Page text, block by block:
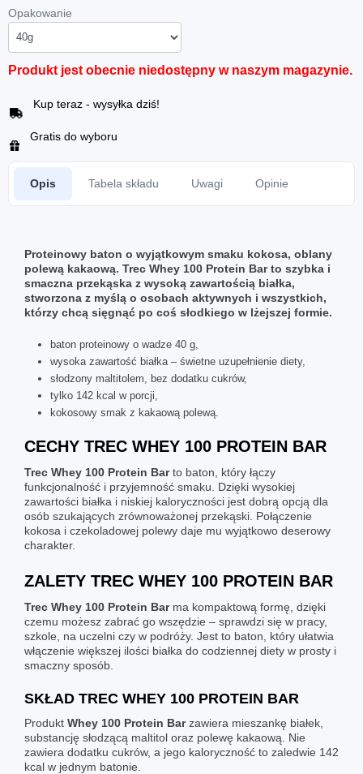
Opakowanie
Produkt jest obecnie niedostępny w naszym magazynie.
Kup teraz - wysyłka dziś!
Gratis do wyboru
Opis Tabela składu Uwagi Opinie
Proteinowy baton o wyjątkowym smaku kokosa, oblany
polewą kakaową. Trec Whey 100 Protein Bar to szybka i
smaczna przekąska z wysoką zawartością białka,
stworzona z myślą o osobach aktywnych i wszystkich,
którzy chcą sięgnąć po coś słodkiego w lżejszej formie.
baton proteinowy o wadze 40 g,
wysoka zawartość białka – świetne uzupełnienie diety,
słodzony maltitolem, bez dodatku cukrów,
tylko 142 kcal w porcji,
kokosowy smak z kakaową polewą.
CECHY TREC WHEY 100 PROTEIN BAR
Trec Whey 100 Protein Barto baton, który łączy
funkcjonalność i przyjemność smaku. Dzięki wysokiej
zawartości białka i niskiej kaloryczności jest dobrą opcją dla
osób szukających zrównoważonej przekąski. Połączenie
kokosa i czekoladowej polewy daje mu wyjątkowo deserowy
charakter.
ZALETY TREC WHEY 100 PROTEIN BAR
Trec Whey 100 Protein Bar ma kompaktową formę, dzięki
czemu możesz zabrać go wszędzie – sprawdzi się w pracy,
szkole, na uczelni czy w podróży. Jest to baton, który ułatwia
włączenie większej ilości białka do codziennej diety w prosty i
smaczny sposób.
SKŁAD TREC WHEY 100 PROTEIN BAR
Produkt Whey 100 Protein Barzawiera mieszankę białek,
substancję słodzącą maltitol oraz polewę kakaową. Nie
zawiera dodatku cukrów, a jego kaloryczność to zaledwie 142
kcal w jednym batonie.